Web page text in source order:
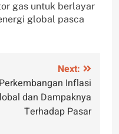
gas untuk berlayar
global pasca
Next:
Perkembangan Inflasi
dan Dampaknya
Terhadap Pasar